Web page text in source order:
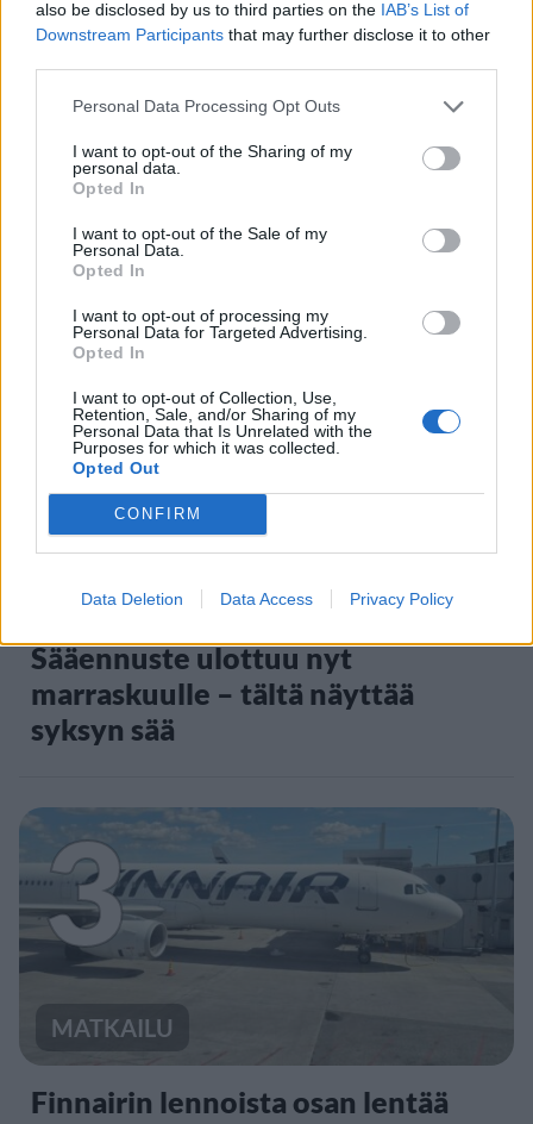
also be disclosed by us to third parties on the IAB’s List of
Downstream Participants that may further disclose it to other
Personal Data Processing Opt Outs
I want to opt-out of the Sharing of my
personal data.
Opted In
I want to opt-out of the Sale of my
Personal Data.
Opted In
I want to opt-out of processing my
Personal Data for Targeted Advertising.
Opted In
I want to opt-out of Collection, Use,
Retention, Sale, and/or Sharing of my
Personal Data that Is Unrelated with the
Purposes for which it was collected.
Opted Out
CONFIRM
Data Deletion Data Access Privacy Policy
UUTISET
Kela muistuttaa tärkeästä
ikärajasta
2
VIIHDEUUTISET
Sääennuste ulottuu nyt
marraskuulle – tältä näyttää
syksyn sää
3
MATKAILU
Finnairin lennoista osan lentää